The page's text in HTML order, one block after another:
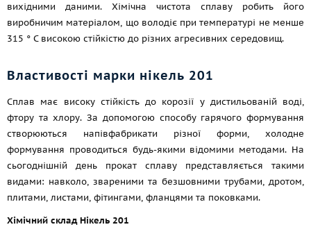
вихідними даними. Хімічна чистота сплаву робить його
виробничим матеріалом, що володіє при температурі не менше
315 ° C високою стійкістю до різних агресивних середовищ.
Властивості марки нікель 201
Сплав має високу стійкість до корозії у дистильованій воді,
фтору та хлору. За допомогою способу гарячого формування
створюються напівфабрикати різної форми, холодне
формування проводиться будь-якими відомими методами. На
сьогоднішній день прокат сплаву представляється такими
видами: навколо, звареними та безшовними трубами, дротом,
плитами, листами, фітингами, фланцями та поковками.
Хімічний склад Нікель 201